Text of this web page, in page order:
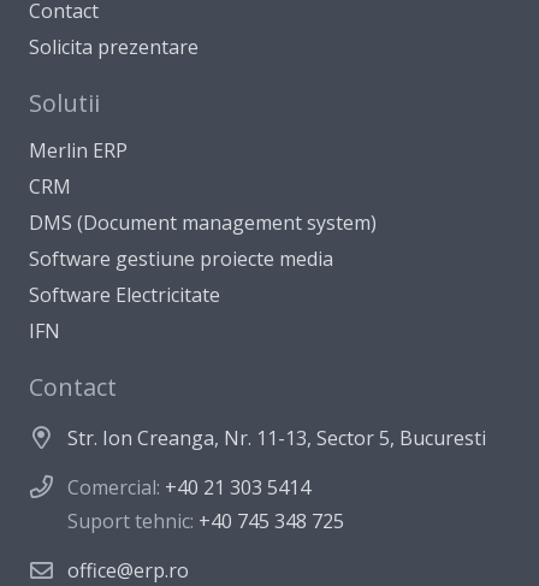
Contact
Solicita prezentare
Solutii
Merlin ERP
CRM
DMS (Document management system)
Software gestiune proiecte media
Software Electricitate
IFN
Contact
Str. Ion Creanga, Nr. 11-13, Sector 5, Bucuresti
Comercial: +40 21 303 5414
Suport tehnic: +40 745 348 725
office@erp.ro